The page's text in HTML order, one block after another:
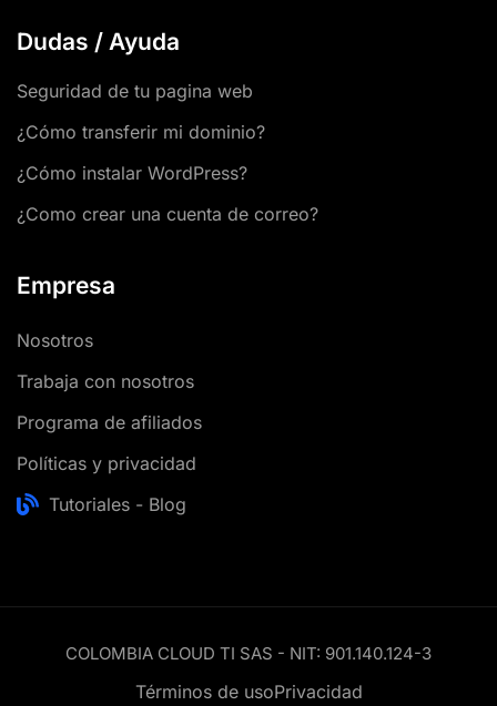
Dudas / Ayuda
Seguridad de tu pagina web
¿Cómo transferir mi dominio?
¿Cómo instalar WordPress?
¿Como crear una cuenta de correo?
Empresa
Nosotros
Trabaja con nosotros
Programa de afiliados
Políticas y privacidad
Tutoriales - Blog
COLOMBIA CLOUD TI SAS - NIT: 901.140.124-3
Términos de usoPrivacidad